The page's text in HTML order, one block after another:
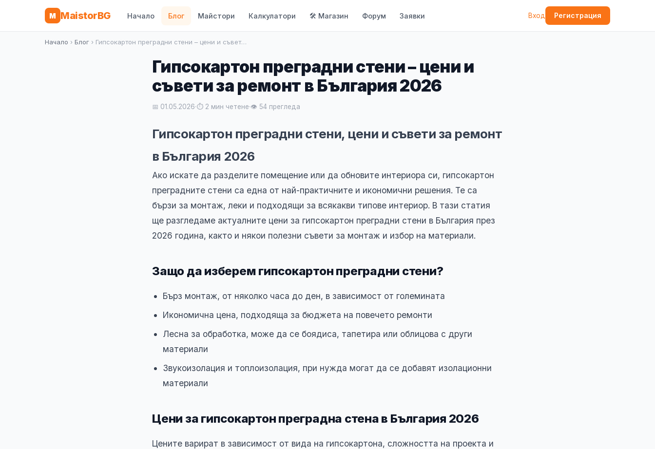
M MaistorBG Начало Блог Майстори Калкулатори 🛠 Магазин Форум Заявки Вход Регистрация
Начало › Блог › Гипсокартон преградни стени – цени и съвет…
Гипсокартон преградни стени – цени и
съвети за ремонт в България 2026
📅 01.05.2026·⏱ 2 мин четене·👁 54 прегледа
Гипсокартон преградни стени, цени и съвети за ремонт
в България 2026
Ако искате да разделите помещение или да обновите интериора си, гипсокартон
преградните стени са една от най-практичните и икономични решения. Те са
бързи за монтаж, леки и подходящи за всякакви типове интериор. В тази статия
ще разгледаме актуалните цени за гипсокартон преградни стени в България през
2026 година, както и някои полезни съвети за монтаж и избор на материали.
Защо да изберем гипсокартон преградни стени?
Бърз монтаж, от няколко часа до ден, в зависимост от големината
Икономична цена, подходяща за бюджета на повечето ремонти
Лесна за обработка, може да се боядиса, тапетира или облицова с други
материали
Звукоизолация и топлоизолация, при нужда могат да се добавят изолационни
материали
Цени за гипсокартон преградна стена в България 2026
Цените варират в зависимост от вида на гипсокартона, сложността на проекта и